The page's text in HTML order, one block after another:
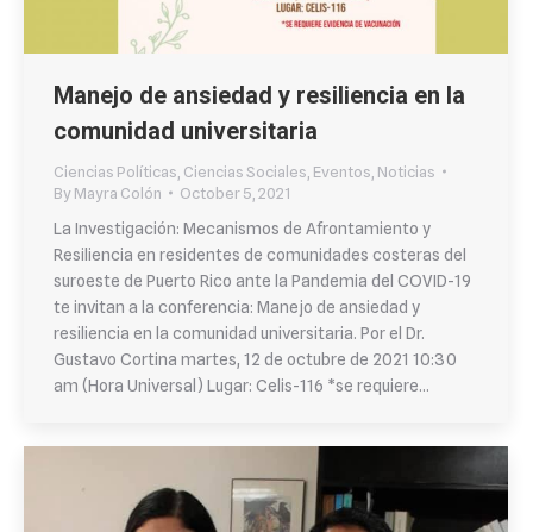
Manejo de ansiedad y resiliencia en la
comunidad universitaria
Ciencias Políticas Ciencias Sociales Eventos Noticias
ByMayra Colón
October 5, 2021
La Investigación: Mecanismos de Afrontamiento y
Resiliencia en residentes de comunidades costeras del
suroeste de Puerto Rico ante la Pandemia del COVID-19
te invitan a la conferencia: Manejo de ansiedad y
resiliencia en la comunidad universitaria. Por el Dr.
Gustavo Cortina martes, 12 de octubre de 2021 10:30
am (Hora Universal) Lugar: Celis-116 *se requiere…